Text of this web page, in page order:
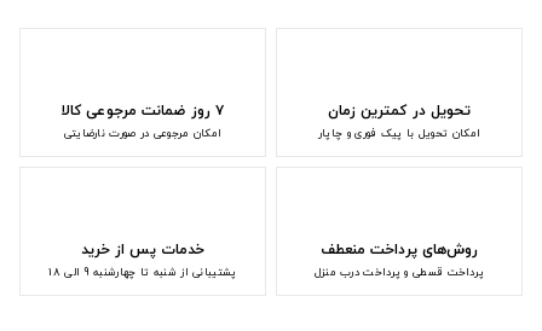
تحویل در کمترین زمان
امکان تحویل با پیک فوری و چاپار
۷ روز ضمانت مرجوعی کالا
امکان مرجوعی در صورت نارضایتی
روش‌های پرداخت منعطف
پرداخت قسطی و پرداخت درب منزل
خدمات پس از خرید
پشتیبانی از شنبه تا چهارشنبه 9 الی 18